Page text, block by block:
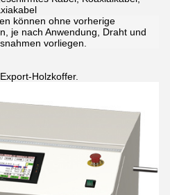
können ohne vorherige
je nach Anwendung, Draht und
vorliegen.
Holzkoffer.